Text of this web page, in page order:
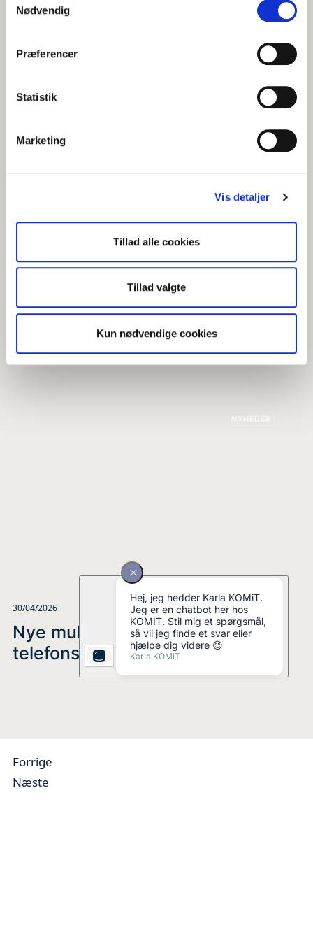
Nødvendig
Præferencer
Statistik
Marketing
Vis detaljer
Tillad alle cookies
Tillad valgte
Kun nødvendige cookies
KOMiT søger ny direktør
NYHEDER
Din vej til KOMiT Finans
NYHEDER
30/04/2026
Nye muligheder i
telefonsupporten
Forrige
Næste